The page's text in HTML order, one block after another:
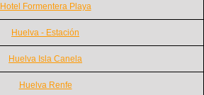
Hotel Formentera Playa
Huelva - Estación
Huelva Isla Canela
Huelva Renfe